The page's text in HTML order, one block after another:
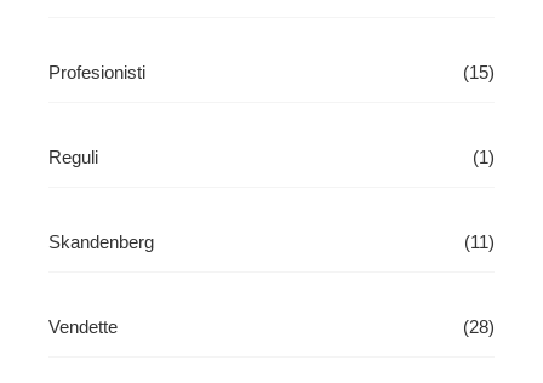
Profesionisti (15)
Reguli (1)
Skandenberg (11)
Vendette (28)